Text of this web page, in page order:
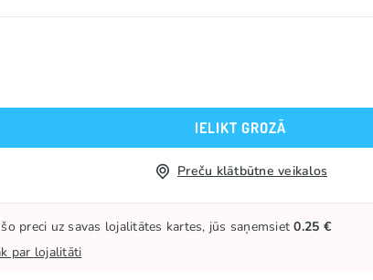
IELIKT GROZĀ
Preču klātbūtne veikalos
preci uz savas lojalitātes kartes, jūs saņemsiet0.25 €
par lojalitāti